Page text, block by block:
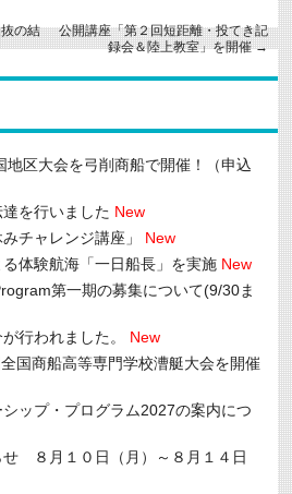
の結
公開講座「第２回短距離・投てき記
録会＆陸上教室」を開催→
地区大会を弓削商船で開催！（申込
を行いました New
チャレンジ講座」
New
体験航海「一日船長」を実施 New
第一期の募集について(9/30ま
行われました。 New
国商船高等専門学校漕艇大会を開催
ップ・プログラム2027の案内につ
せ ８月１０日（月）～８月１４日